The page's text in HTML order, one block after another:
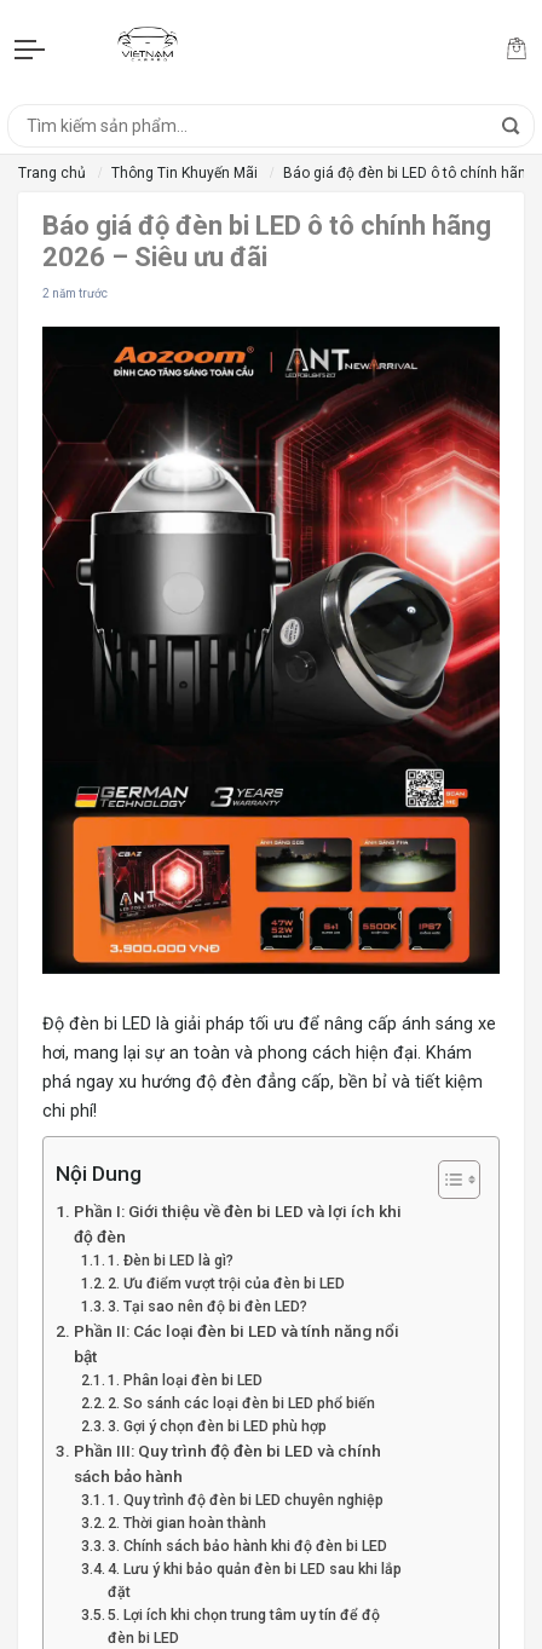
Trang chủ Thông Tin Khuyến Mãi Báo giá độ đèn bi LED ô tô chính hãng
Báo giá độ đèn bi LED ô tô chính hãng
2026 – Siêu ưu đãi
2 năm trước
Độ đèn bi LED là giải pháp tối ưu để nâng cấp ánh sáng xe
hơi, mang lại sự an toàn và phong cách hiện đại. Khám
phá ngay xu hướng độ đèn đẳng cấp, bền bỉ và tiết kiệm
chi phí!
Nội Dung
Phần I: Giới thiệu về đèn bi LED và lợi ích khi
độ đèn
1. Đèn bi LED là gì?
2. Ưu điểm vượt trội của đèn bi LED
3. Tại sao nên độ bi đèn LED?
Phần II: Các loại đèn bi LED và tính năng nổi
bật
1. Phân loại đèn bi LED
2. So sánh các loại đèn bi LED phổ biến
3. Gợi ý chọn đèn bi LED phù hợp
Phần III: Quy trình độ đèn bi LED và chính
sách bảo hành
1. Quy trình độ đèn bi LED chuyên nghiệp
2. Thời gian hoàn thành
3. Chính sách bảo hành khi độ đèn bi LED
4. Lưu ý khi bảo quản đèn bi LED sau khi lắp
đặt
5. Lợi ích khi chọn trung tâm uy tín để độ
đèn bi LED